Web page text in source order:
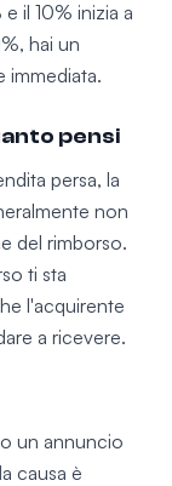
il 10% inizia a
hai un
immediata.
pensi
persa, la
non
del rimborso.
ti sta
l'acquirente
a ricevere.
un annuncio
causa è